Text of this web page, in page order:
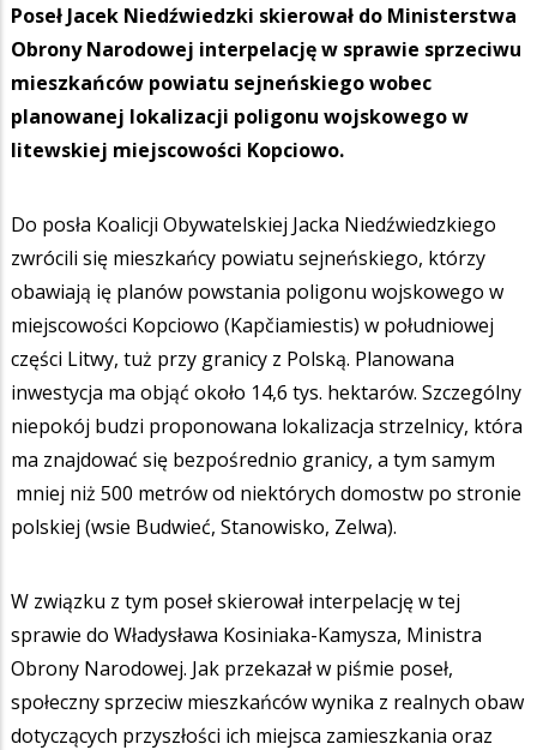
Poseł Jacek Niedźwiedzki skierował do Ministerstwa
Obrony Narodowej interpelację w sprawie sprzeciwu
mieszkańców powiatu sejneńskiego wobec
planowanej lokalizacji poligonu wojskowego w
litewskiej miejscowości Kopciowo.
Do posła Koalicji Obywatelskiej Jacka Niedźwiedzkiego
zwrócili się mieszkańcy powiatu sejneńskiego, którzy
obawiają ię planów powstania poligonu wojskowego w
miejscowości Kopciowo (Kapčiamiestis) w południowej
części Litwy, tuż przy granicy z Polską. Planowana
inwestycja ma objąć około 14,6 tys. hektarów. Szczególny
niepokój budzi proponowana lokalizacja strzelnicy, która
ma znajdować się bezpośrednio granicy, a tym samym
mniej niż 500 metrów od niektórych domostw po stronie
polskiej (wsie Budwieć, Stanowisko, Zelwa).
W związku z tym poseł skierował interpelację w tej
sprawie do Władysława Kosiniaka-Kamysza, Ministra
Obrony Narodowej. Jak przekazał w piśmie poseł,
społeczny sprzeciw mieszkańców wynika z realnych obaw
dotyczących przyszłości ich miejsca zamieszkania oraz